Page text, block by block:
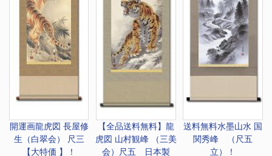
開運画龍虎図 長屋修
生（白翠会） 尺三
【大特価 】！
【全品送料無料】 龍
虎図 山村観峰 （三美
会）尺五 日本製
送料無料水墨山水 国
関秀峰 （尺五
立）！